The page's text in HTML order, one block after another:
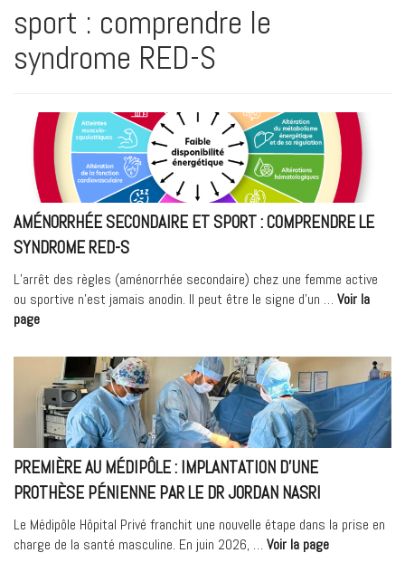
sport : comprendre le
syndrome RED-S
AMÉNORRHÉE SECONDAIRE ET SPORT : COMPRENDRE LE
SYNDROME RED-S
L’arrêt des règles (aménorrhée secondaire) chez une femme active
ou sportive n’est jamais anodin. Il peut être le signe d’un … Voir la
page« Aménorrhée
et
sport
:
comprendre
le
syndrome
RED-
S »
PREMIÈRE AU MÉDIPÔLE : IMPLANTATION D’UNE
PROTHÈSE PÉNIENNE PAR LE DR JORDAN NASRI
Le Médipôle Hôpital Privé franchit une nouvelle étape dans la prise en
charge de la santé masculine. En juin 2026, … Voir la page« Première